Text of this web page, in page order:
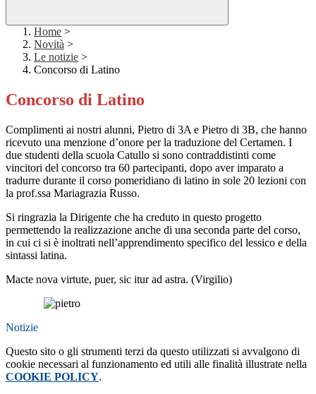
Home >
Novità >
Le notizie >
Concorso di Latino
Concorso di Latino
Complimenti ai nostri alunni, Pietro di 3A e Pietro di 3B, che hanno
ricevuto una menzione d’onore per la traduzione del Certamen. I
due studenti della scuola Catullo si sono contraddistinti come
vincitori del concorso tra 60 partecipanti, dopo aver imparato a
tradurre durante il corso pomeridiano di latino in sole 20 lezioni con
la prof.ssa Mariagrazia Russo.
Si ringrazia la Dirigente che ha creduto in questo progetto
permettendo la realizzazione anche di una seconda parte del corso,
in cui ci si è inoltrati nell’apprendimento specifico del lessico e della
sintassi latina.
Macte nova virtute, puer, sic itur ad astra. (Virgilio)
Notizie
Questo sito o gli strumenti terzi da questo utilizzati si avvalgono di
cookie necessari al funzionamento ed utili alle finalità illustrate nella
COOKIE POLICY.